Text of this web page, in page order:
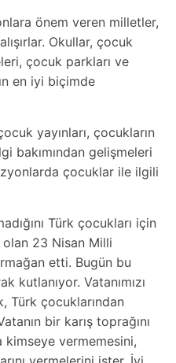
önem veren milletler,
Okullar, çocuk
çocuk parkları ve
en iyi biçimde
yayınları, çocukların
bakımından gelişmeleri
çocuklar ile ilgili
Türk çocukları için
olan 23 Nisan Milli
etti. Bugün bu
kutlanıyor. Vatanımızı
Türk çocuklarından
bir karış toprağını
kimseye vermemesini,